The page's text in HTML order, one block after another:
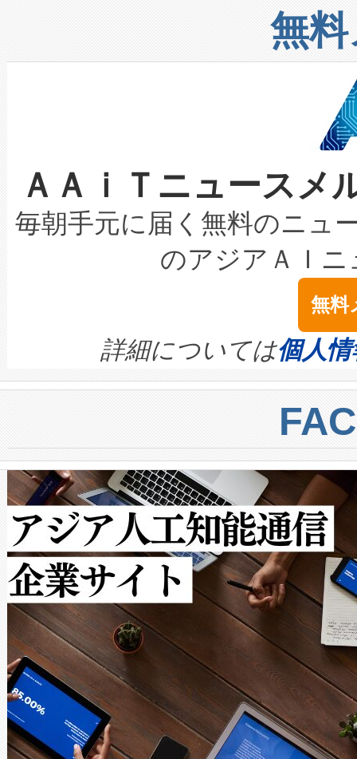
上げおよび商用化段階におけ
設備整備および立ち上げ調整
加組織は、Enzeneのバイオ
選定された製品について、自
取得できる可能性もあります
設には、3億～4億ドルかか
最高経営責任者（CEO）であ
す。「当社のfully-connected
ームを利用すれば、6,000万
きます。この効率性は、フェ
増加しているデータセンター
る電力網に大きな負担をかけ
事業者の負担軽減という課題
系統連系を迅速にし、ピーク
限を超えて利用可能な電力容
持できるよう貢献します。こ
ービスレベル契約（SLA）違
テリー性能の劣化によるダウ
念は、現在データセンターが
ます。 Voltaiq provides a
quality and reliability for AI
BESS stack to ensure battery
centers. Voltaiqは、ai&のAI
からシステム統合、試運転、
クルの各段階のデータを監視
[…]
リューション「Avia 2」を発
したAvia 2は、1,000メート
狭視野のFOVを切り替えるこ
ケーブル、枝などの細かな対
なレーザースポットにより、
な環境下でも豊かなディテー
キロメートル範囲を検出
LiDAR for Inspections,
は1535 nmレーザーを搭載。
イズの小径化を実現すること
す。ノーマルモードでは、
ートル先まで検出でき、これ
トに対して約600メートルに
では、反射率10％のターゲッ
で向上し、最大検知距離は
ットだけで最大1キロメート
ルの変電所周囲を監視でき、
作業と点群処理を簡素化でき
Avia 2は、2種類のFOVオプシ
× 80°のノーマルモード、長
ードを切り替えて使用するこ
ることなく、単一のデバイス
うにします。遠距離まで届く
無
ＡＡｉＴニュース
毎朝手元に届く無料のニュ
のアジアＡＩ
無料
詳細については個人